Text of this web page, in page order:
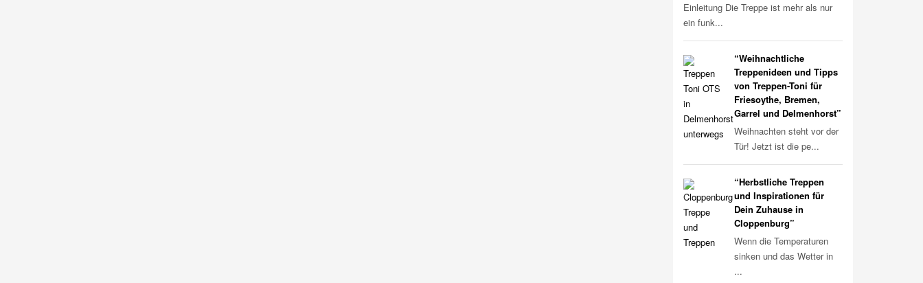
Einleitung Die Treppe ist mehr als nur
ein funk...
“Weihnachtliche
Treppenideen und Tipps
von Treppen-Toni für
Friesoythe, Bremen,
Garrel und Delmenhorst”
Weihnachten steht vor der
Tür! Jetzt ist die pe...
“Herbstliche Treppen
und Inspirationen für
Dein Zuhause in
Cloppenburg”
Wenn die Temperaturen
sinken und das Wetter in
...